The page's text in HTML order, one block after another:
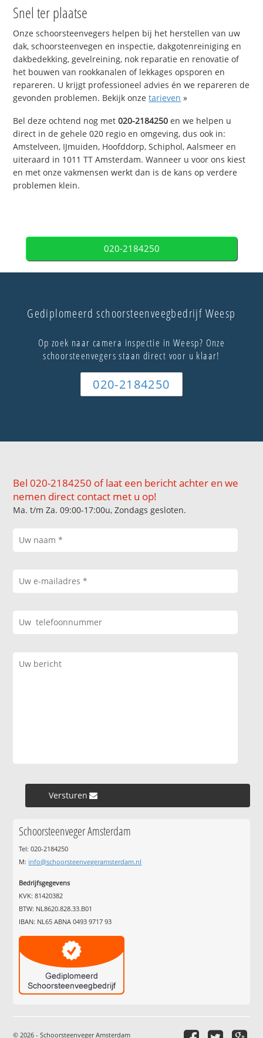
Snel ter plaatse
Onze schoorsteenvegers helpen bij het herstellen van uw
dak, schoorsteenvegen en inspectie, dakgotenreiniging en
dakbedekking, gevelreining, nok reparatie en renovatie of
het bouwen van rookkanalen of lekkages opsporen en
repareren. U krijgt professioneel advies én we repareren de
gevonden problemen. Bekijk onzetarieven »
Bel deze ochtend nog met020-2184250 en we helpen u
direct in de gehele 020 regio en omgeving, dus ook in:
Amstelveen, IJmuiden, Hoofddorp, Schiphol, Aalsmeer en
uiteraard in 1011 TT Amsterdam. Wanneer u voor ons kiest
en met onze vakmensen werkt dan is de kans op verdere
problemen klein.
020-2184250
Gediplomeerd schoorsteenveegbedrijf Weesp
Op zoek naar camera inspectie in Weesp? Onze
schoorsteenvegers staan direct voor u klaar!
020-2184250
Bel 020-2184250 of laat een bericht achter en we
nemen direct contact met u op!
Ma. t/m Za. 09:00-17:00u, Zondags gesloten.
Versturen »
Schoorsteenveger Amsterdam
Tel: 020-2184250
M: info@schoorsteenvegeramsterdam.nl
Bedrijfsgegevens
KVK: 81420382
BTW: NL8620.828.33.B01
IBAN: NL65 ABNA 0493 9717 93
© 2026 - Schoorsteenveger Amsterdam